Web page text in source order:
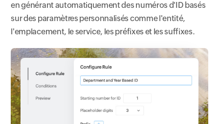
en générant automatiquement des numéros d'ID basés
sur des paramètres personnalisés comme l'entité,
l'emplacement, le service, les préfixes et les suffixes.